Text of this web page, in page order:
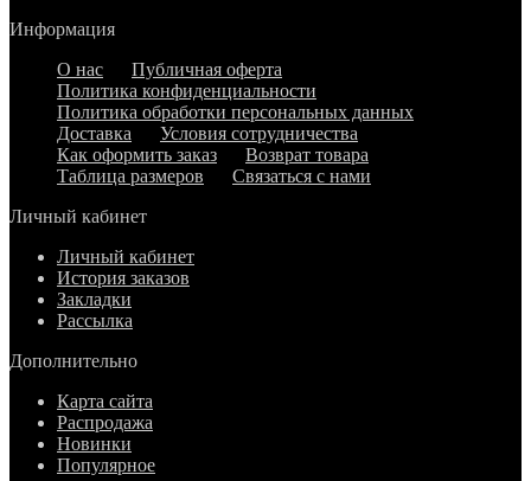
Информация
О нас
Публичная оферта
Политика конфиденциальности
Политика обработки персональных данных
Доставка
Условия сотрудничества
Как оформить заказ
Возврат товара
Таблица размеров
Связаться с нами
Личный кабинет
Личный кабинет
История заказов
Закладки
Рассылка
Дополнительно
Карта сайта
Распродажа
Новинки
Популярное